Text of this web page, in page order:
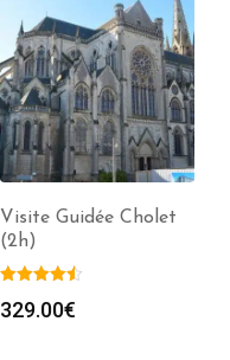
Visite Guidée Cholet
(2h)
329.00€